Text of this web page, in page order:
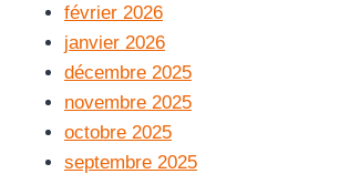
février 2026
janvier 2026
décembre 2025
novembre 2025
octobre 2025
septembre 2025